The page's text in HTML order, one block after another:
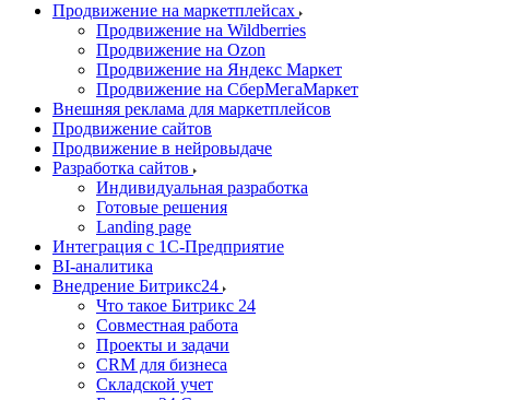
Продвижение на маркетплейсах
Продвижение на Wildberries
Продвижение на Ozon
Продвижение на Яндекс Маркет
Продвижение на СберМегаМаркет
Внешняя реклама для маркетплейсов
Продвижение сайтов
Продвижение в нейровыдаче
Разработка сайтов
Индивидуальная разработка
Готовые решения
Landing page
Интеграция с 1С-Предприятие
BI-аналитика
Внедрение Битрикс24
Что такое Битрикс 24
Совместная работа
Проекты и задачи
СRМ для бизнеса
Складской учет